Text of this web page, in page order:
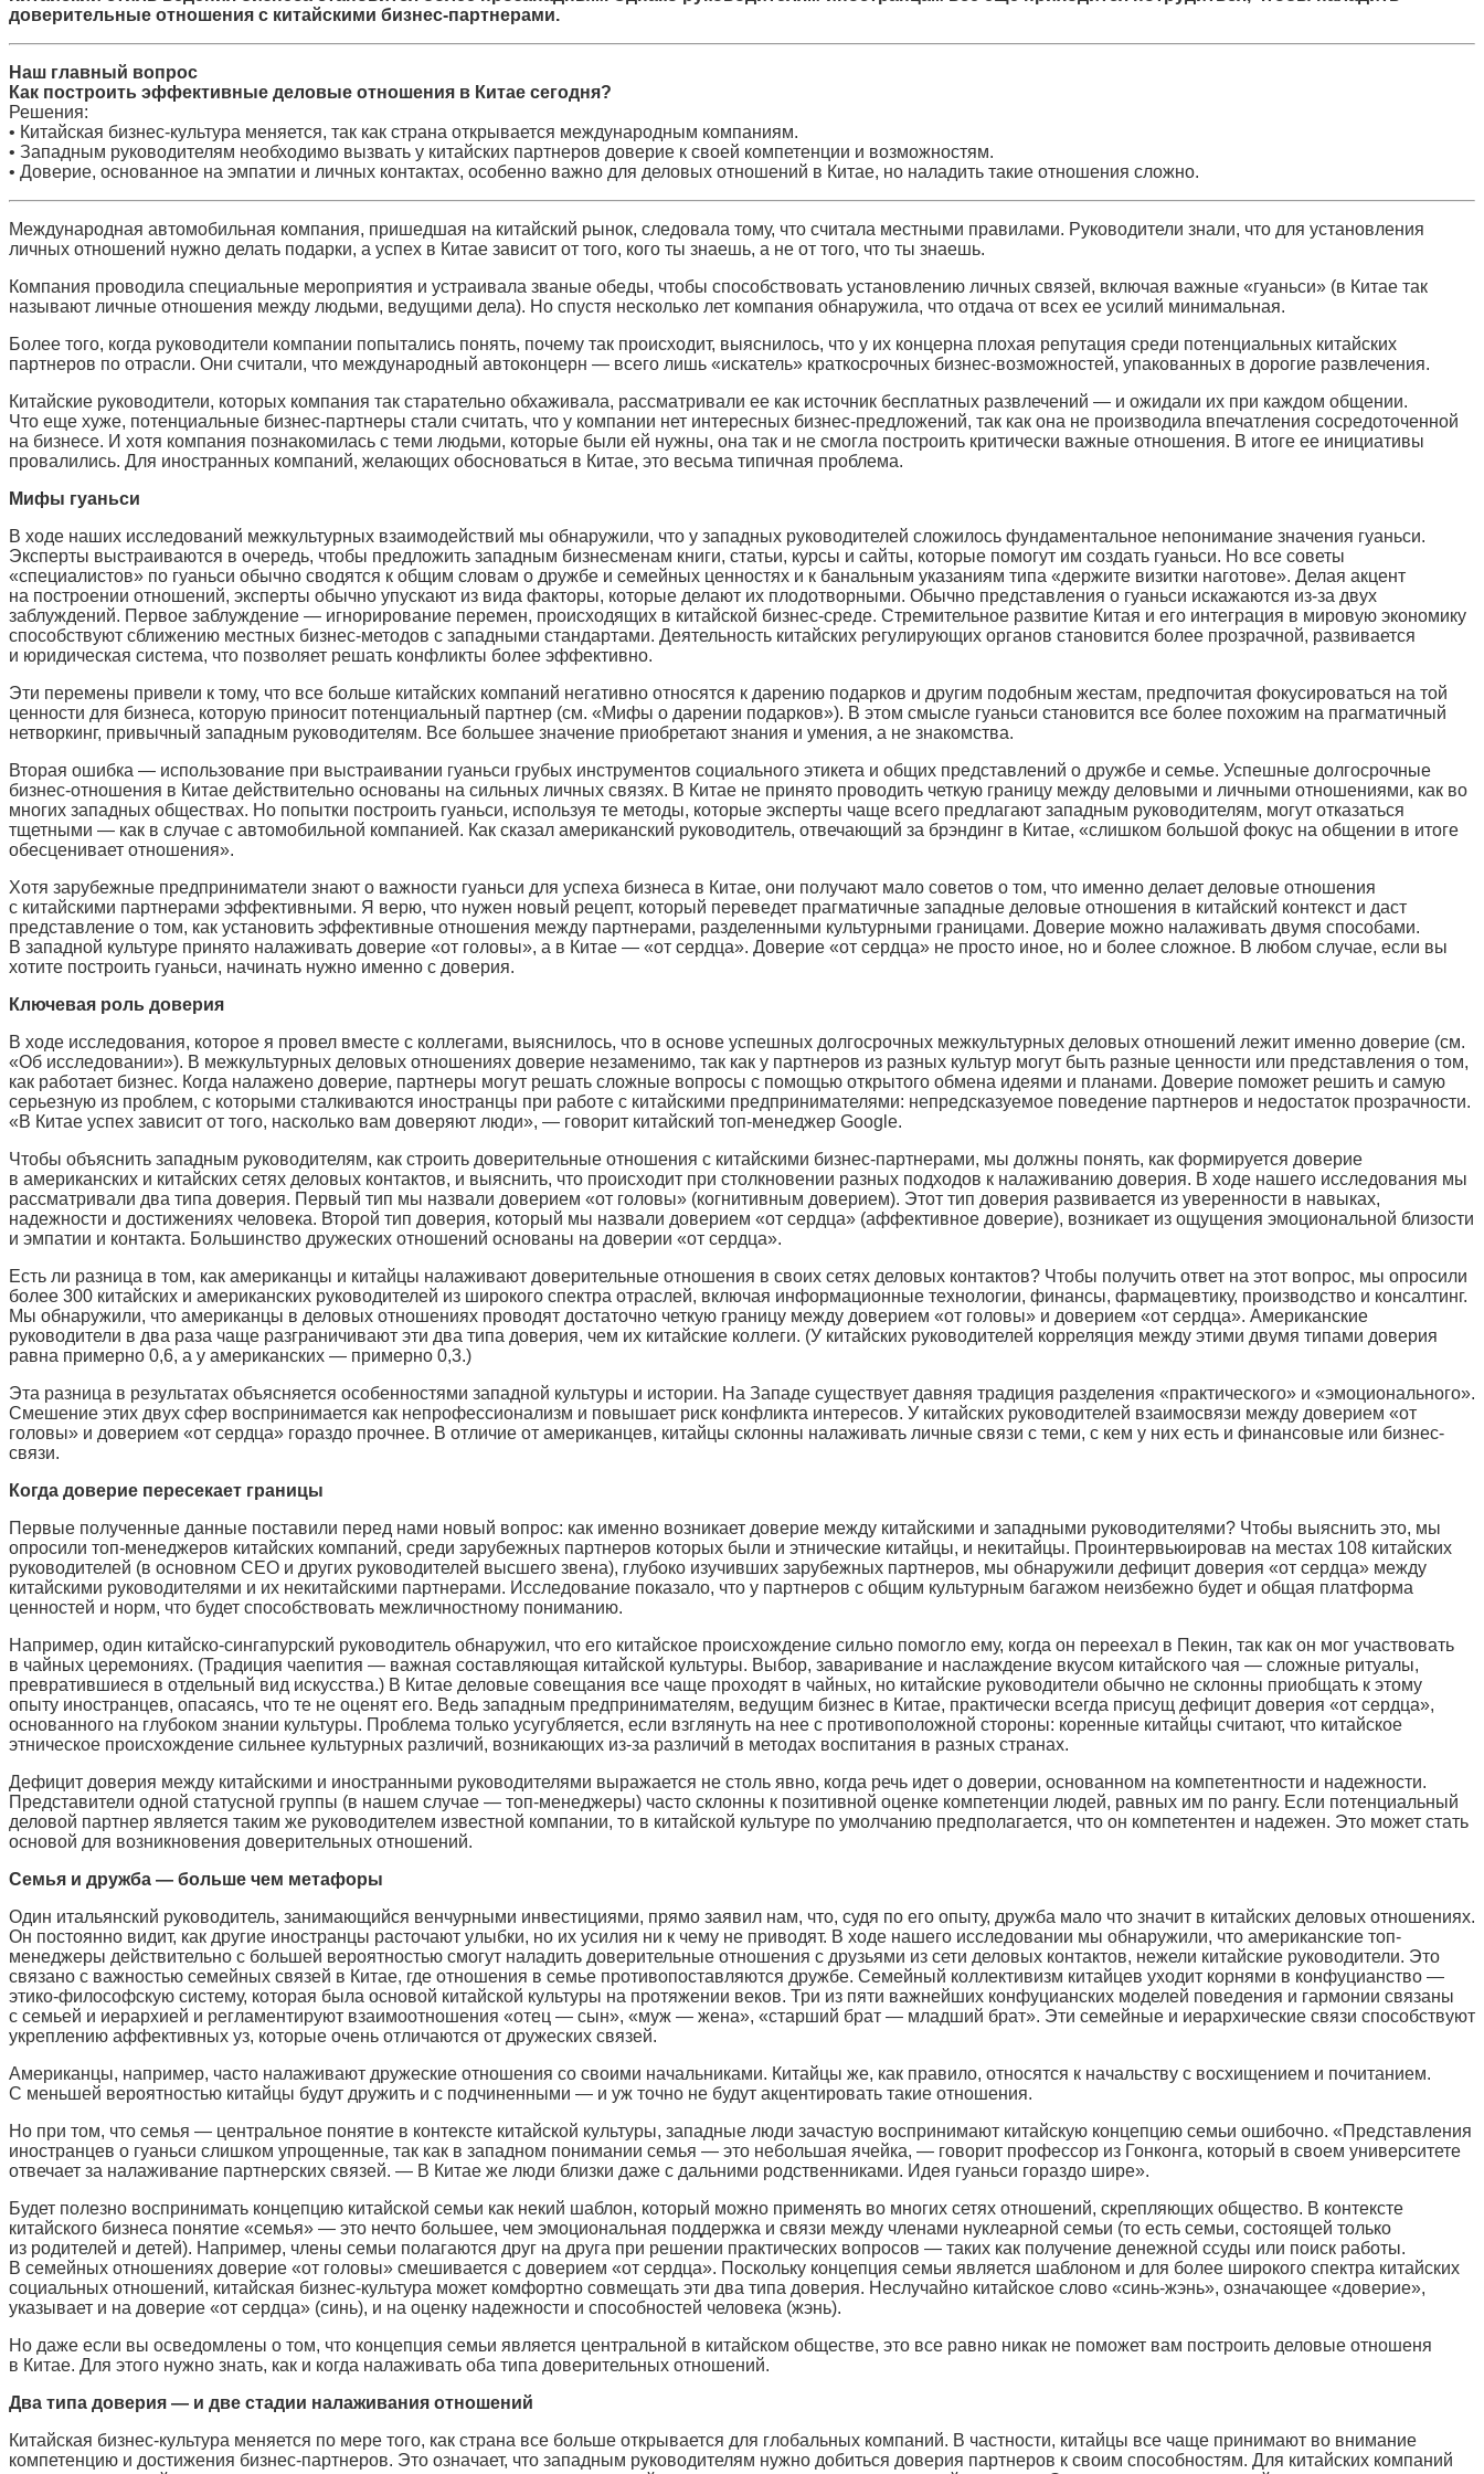
доверительные отношения с китайскими бизнес-партнерами.
Наш главный вопрос
Как построить эффективные деловые отношения в Китае сегодня?
Решения:
• Китайская бизнес-культура меняется, так как страна открывается международным компаниям.
• Западным руководителям необходимо вызвать у китайских партнеров доверие к своей компетенции и возможностям.
• Доверие, основанное на эмпатии и личных контактах, особенно важно для деловых отношений в Китае, но наладить такие отношения сложно.
Международная автомобильная компания, пришедшая на китайский рынок, следовала тому, что считала местными правилами. Руководители знали, что для установления
личных отношений нужно делать подарки, а успех в Китае зависит от того, кого ты знаешь, а не от того, что ты знаешь.
Компания проводила специальные мероприятия и устраивала званые обеды, чтобы способствовать установлению личных связей, включая важные «гуаньси» (в Китае так
называют личные отношения между людьми, ведущими дела). Но спустя несколько лет компания обнаружила, что отдача от всех ее усилий минимальная.
Более того, когда руководители компании попытались понять, почему так происходит, выяснилось, что у их концерна плохая репутация среди потенциальных китайских
партнеров по отрасли. Они считали, что международный автоконцерн — всего лишь «искатель» краткосрочных бизнес-возможностей, упакованных в дорогие развлечения.
Китайские руководители, которых компания так старательно обхаживала, рассматривали ее как источник бесплатных развлечений — и ожидали их при каждом общении.
Что еще хуже, потенциальные бизнес-партнеры стали считать, что у компании нет интересных бизнес-предложений, так как она не производила впечатления сосредоточенной
на бизнесе. И хотя компания познакомилась с теми людьми, которые были ей нужны, она так и не смогла построить критически важные отношения. В итоге ее инициативы
провалились. Для иностранных компаний, желающих обосноваться в Китае, это весьма типичная проблема.
Мифы гуаньси
В ходе наших исследований межкультурных взаимодействий мы обнаружили, что у западных руководителей сложилось фундаментальное непонимание значения гуаньси.
Эксперты выстраиваются в очередь, чтобы предложить западным бизнесменам книги, статьи, курсы и сайты, которые помогут им создать гуаньси. Но все советы
«специалистов» по гуаньси обычно сводятся к общим словам о дружбе и семейных ценностях и к банальным указаниям типа «держите визитки наготове». Делая акцент
на построении отношений, эксперты обычно упускают из вида факторы, которые делают их плодотворными. Обычно представления о гуаньси искажаются из-за двух
заблуждений. Первое заблуждение — игнорирование перемен, происходящих в китайской бизнес-среде. Стремительное развитие Китая и его интеграция в мировую экономику
способствуют сближению местных бизнес-методов с западными стандартами. Деятельность китайских регулирующих органов становится более прозрачной, развивается
и юридическая система, что позволяет решать конфликты более эффективно.
Эти перемены привели к тому, что все больше китайских компаний негативно относятся к дарению подарков и другим подобным жестам, предпочитая фокусироваться на той
ценности для бизнеса, которую приносит потенциальный партнер (см. «Мифы о дарении подарков»). В этом смысле гуаньси становится все более похожим на прагматичный
нетворкинг, привычный западным руководителям. Все большее значение приобретают знания и умения, а не знакомства.
Вторая ошибка — использование при выстраивании гуаньси грубых инструментов социального этикета и общих представлений о дружбе и семье. Успешные долгосрочные
бизнес-отношения в Китае действительно основаны на сильных личных связях. В Китае не принято проводить четкую границу между деловыми и личными отношениями, как во
многих западных обществах. Но попытки построить гуаньси, используя те методы, которые эксперты чаще всего предлагают западным руководителям, могут отказаться
тщетными — как в случае с автомобильной компанией. Как сказал американский руководитель, отвечающий за брэндинг в Китае, «слишком большой фокус на общении в итоге
обесценивает отношения».
Хотя зарубежные предприниматели знают о важности гуаньси для успеха бизнеса в Китае, они получают мало советов о том, что именно делает деловые отношения
с китайскими партнерами эффективными. Я верю, что нужен новый рецепт, который переведет прагматичные западные деловые отношения в китайский контекст и даст
представление о том, как установить эффективные отношения между партнерами, разделенными культурными границами. Доверие можно налаживать двумя способами.
В западной культуре принято налаживать доверие «от головы», а в Китае — «от сердца». Доверие «от сердца» не просто иное, но и более сложное. В любом случае, если вы
хотите построить гуаньси, начинать нужно именно с доверия.
Ключевая роль доверия
В ходе исследования, которое я провел вместе с коллегами, выяснилось, что в основе успешных долгосрочных межкультурных деловых отношений лежит именно доверие (см.
«Об исследовании»). В межкультурных деловых отношениях доверие незаменимо, так как у партнеров из разных культур могут быть разные ценности или представления о том,
как работает бизнес. Когда налажено доверие, партнеры могут решать сложные вопросы с помощью открытого обмена идеями и планами. Доверие поможет решить и самую
серьезную из проблем, с которыми сталкиваются иностранцы при работе с китайскими предпринимателями: непредсказуемое поведение партнеров и недостаток прозрачности.
«В Китае успех зависит от того, насколько вам доверяют люди», — говорит китайский топ-менеджер Google.
Чтобы объяснить западным руководителям, как строить доверительные отношения с китайскими бизнес-партнерами, мы должны понять, как формируется доверие
в американских и китайских сетях деловых контактов, и выяснить, что происходит при столкновении разных подходов к налаживанию доверия. В ходе нашего исследования мы
рассматривали два типа доверия. Первый тип мы назвали доверием «от головы» (когнитивным доверием). Этот тип доверия развивается из уверенности в навыках,
надежности и достижениях человека. Второй тип доверия, который мы назвали доверием «от сердца» (аффективное доверие), возникает из ощущения эмоциональной близости
и эмпатии и контакта. Большинство дружеских отношений основаны на доверии «от сердца».
Есть ли разница в том, как американцы и китайцы налаживают доверительные отношения в своих сетях деловых контактов? Чтобы получить ответ на этот вопрос, мы опросили
более 300 китайских и американских руководителей из широкого спектра отраслей, включая информационные технологии, финансы, фармацевтику, производство и консалтинг.
Мы обнаружили, что американцы в деловых отношениях проводят достаточно четкую границу между доверием «от головы» и доверием «от сердца». Американские
руководители в два раза чаще разграничивают эти два типа доверия, чем их китайские коллеги. (У китайских руководителей корреляция между этими двумя типами доверия
равна примерно 0,6, а у американских — примерно 0,3.)
Эта разница в результатах объясняется особенностями западной культуры и истории. На Западе существует давняя традиция разделения «практического» и «эмоционального».
Смешение этих двух сфер воспринимается как непрофессионализм и повышает риск конфликта интересов. У китайских руководителей взаимосвязи между доверием «от
головы» и доверием «от сердца» гораздо прочнее. В отличие от американцев, китайцы склонны налаживать личные связи с теми, с кем у них есть и финансовые или бизнес-
связи.
Когда доверие пересекает границы
Первые полученные данные поставили перед нами новый вопрос: как именно возникает доверие между китайскими и западными руководителями? Чтобы выяснить это, мы
опросили топ-менеджеров китайских компаний, среди зарубежных партнеров которых были и этнические китайцы, и некитайцы. Проинтервьюировав на местах 108 китайских
руководителей (в основном СЕО и других руководителей высшего звена), глубоко изучивших зарубежных партнеров, мы обнаружили дефицит доверия «от сердца» между
китайскими руководителями и их некитайскими партнерами. Исследование показало, что у партнеров с общим культурным багажом неизбежно будет и общая платформа
ценностей и норм, что будет способствовать межличностному пониманию.
Например, один китайско-сингапурский руководитель обнаружил, что его китайское происхождение сильно помогло ему, когда он переехал в Пекин, так как он мог участвовать
в чайных церемониях. (Традиция чаепития — важная составляющая китайской культуры. Выбор, заваривание и наслаждение вкусом китайского чая — сложные ритуалы,
превратившиеся в отдельный вид искусства.) В Китае деловые совещания все чаще проходят в чайных, но китайские руководители обычно не склонны приобщать к этому
опыту иностранцев, опасаясь, что те не оценят его. Ведь западным предпринимателям, ведущим бизнес в Китае, практически всегда присущ дефицит доверия «от сердца»,
основанного на глубоком знании культуры. Проблема только усугубляется, если взглянуть на нее с противоположной стороны: коренные китайцы считают, что китайское
этническое происхождение сильнее культурных различий, возникающих из-за различий в методах воспитания в разных странах.
Дефицит доверия между китайскими и иностранными руководителями выражается не столь явно, когда речь идет о доверии, основанном на компетентности и надежности.
Представители одной статусной группы (в нашем случае — топ-менеджеры) часто склонны к позитивной оценке компетенции людей, равных им по рангу. Если потенциальный
деловой партнер является таким же руководителем известной компании, то в китайской культуре по умолчанию предполагается, что он компетентен и надежен. Это может стать
основой для возникновения доверительных отношений.
Семья и дружба — больше чем метафоры
Один итальянский руководитель, занимающийся венчурными инвестициями, прямо заявил нам, что, судя по его опыту, дружба мало что значит в китайских деловых отношениях.
Он постоянно видит, как другие иностранцы расточают улыбки, но их усилия ни к чему не приводят. В ходе нашего исследовании мы обнаружили, что американские топ-
менеджеры действительно с большей вероятностью смогут наладить доверительные отношения с друзьями из сети деловых контактов, нежели китайские руководители. Это
связано с важностью семейных связей в Китае, где отношения в семье противопоставляются дружбе. Семейный коллективизм китайцев уходит корнями в конфуцианство —
этико-философскую систему, которая была основой китайской культуры на протяжении веков. Три из пяти важнейших конфуцианских моделей поведения и гармонии связаны
с семьей и иерархией и регламентируют взаимоотношения «отец — сын», «муж — жена», «старший брат — младший брат». Эти семейные и иерархические связи способствуют
укреплению аффективных уз, которые очень отличаются от дружеских связей.
Американцы, например, часто налаживают дружеские отношения со своими начальниками. Китайцы же, как правило, относятся к начальству с восхищением и почитанием.
С меньшей вероятностью китайцы будут дружить и с подчиненными — и уж точно не будут акцентировать такие отношения.
Но при том, что семья — центральное понятие в контексте китайской культуры, западные люди зачастую воспринимают китайскую концепцию семьи ошибочно. «Представления
иностранцев о гуаньси слишком упрощенные, так как в западном понимании семья — это небольшая ячейка, — говорит профессор из Гонконга, который в своем университете
отвечает за налаживание партнерских связей. — В Китае же люди близки даже с дальними родственниками. Идея гуаньси гораздо шире».
Будет полезно воспринимать концепцию китайской семьи как некий шаблон, который можно применять во многих сетях отношений, скрепляющих общество. В контексте
китайского бизнеса понятие «семья» — это нечто большее, чем эмоциональная поддержка и связи между членами нуклеарной семьи (то есть семьи, состоящей только
из родителей и детей). Например, члены семьи полагаются друг на друга при решении практических вопросов — таких как получение денежной ссуды или поиск работы.
В семейных отношениях доверие «от головы» смешивается с доверием «от сердца». Поскольку концепция семьи является шаблоном и для более широкого спектра китайских
социальных отношений, китайская бизнес-культура может комфортно совмещать эти два типа доверия. Неслучайно китайское слово «синь-жэнь», означающее «доверие»,
указывает и на доверие «от сердца» (синь), и на оценку надежности и способностей человека (жэнь).
Но даже если вы осведомлены о том, что концепция семьи является центральной в китайском обществе, это все равно никак не поможет вам построить деловые отношеня
в Китае. Для этого нужно знать, как и когда налаживать оба типа доверительных отношений.
Два типа доверия — и две стадии налаживания отношений
Китайская бизнес-культура меняется по мере того, как страна все больше открывается для глобальных компаний. В частности, китайцы все чаще принимают во внимание
компетенцию и достижения бизнес-партнеров. Это означает, что западным руководителям нужно добиться доверия партнеров к своим способностям. Для китайских компаний